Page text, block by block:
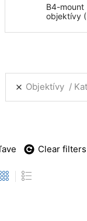
B4-mount
objektívy
Objektívy Kategórie produktov
Clear filters